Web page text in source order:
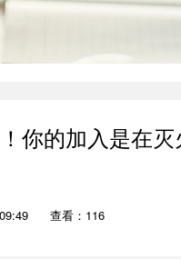
你的加入是在
查看：116